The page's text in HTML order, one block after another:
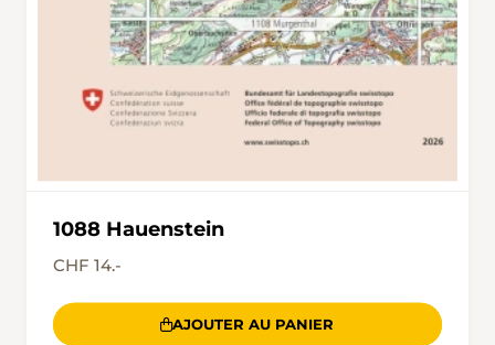
1088 Hauenstein
CHF 14.-
AJOUTER AU PANIER